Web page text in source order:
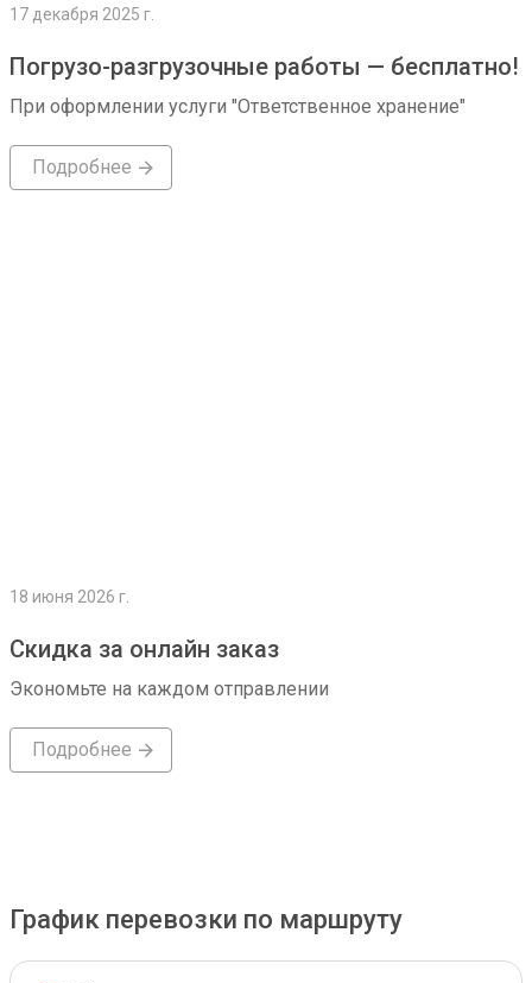
17 декабря 2025 г.
Погрузо-разгрузочные работы — бесплатно!
При оформлении услуги "Ответственное хранение"
Подробнее
18 июня 2026 г.
Скидка за онлайн заказ
Экономьте на каждом отправлении
Подробнее
График перевозки по маршруту